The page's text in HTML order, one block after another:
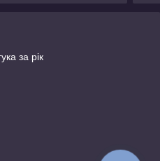
за рік